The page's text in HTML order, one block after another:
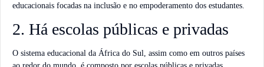
educacionais focadas na inclusão e no empoderamento dos estudantes.
2. Há escolas públicas e privadas
O sistema educacional da África do Sul, assim como em outros países